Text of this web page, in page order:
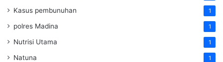
Kasus pembunuhan 1
polres Madina 1
Nutrisi Utama 1
Natuna 1